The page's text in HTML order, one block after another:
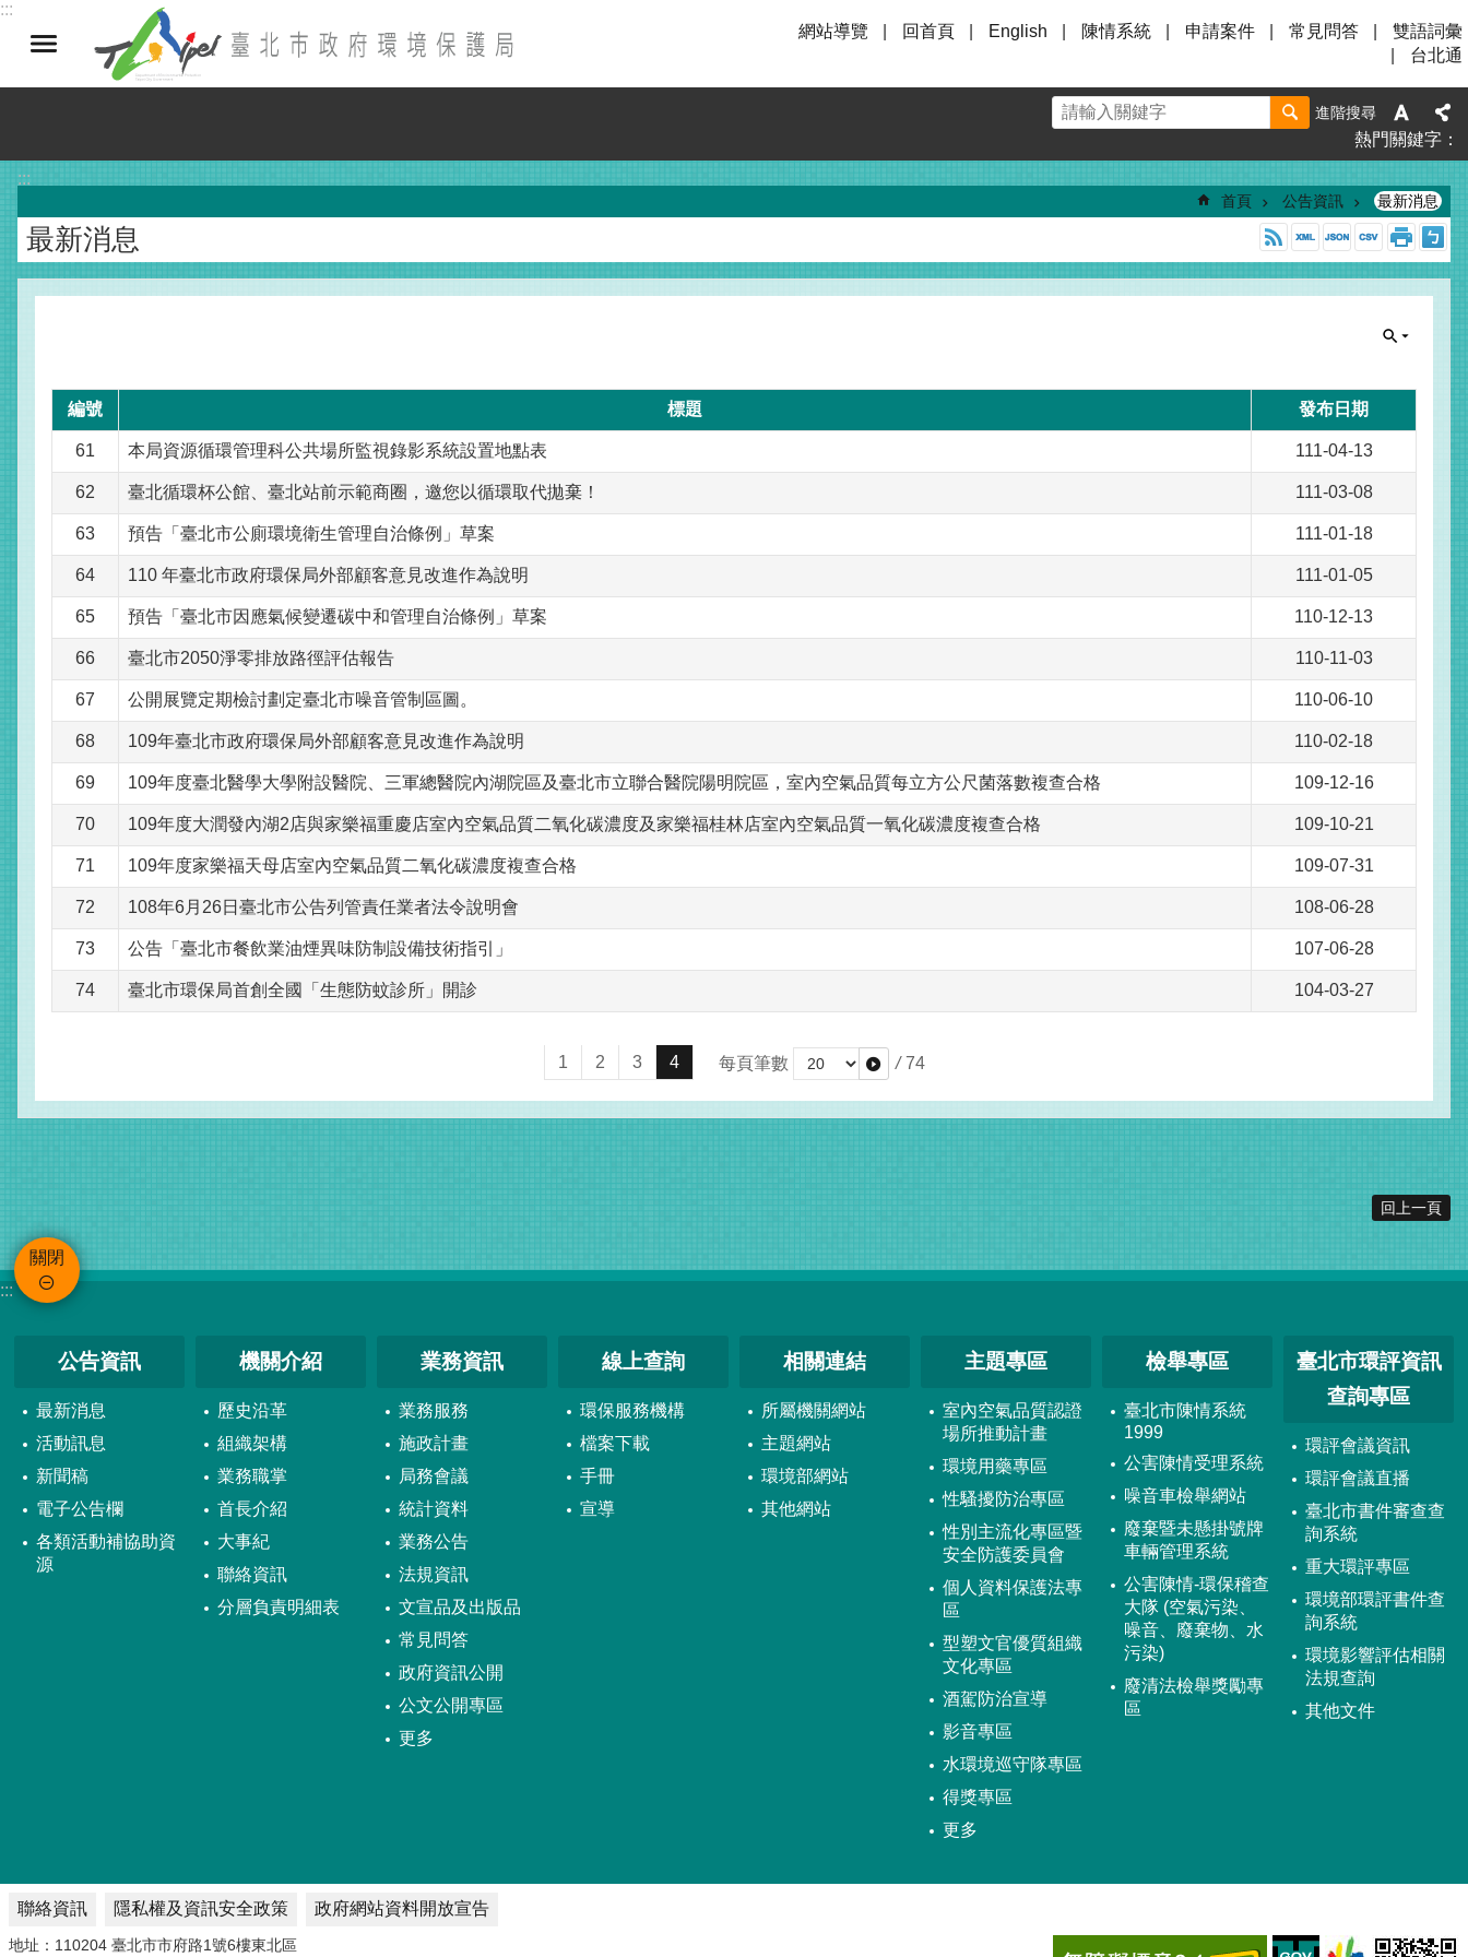
跳到主要內容區塊
:::
網站導覽
回首頁 English 陳情系統 申請案件 常見問答
雙語詞彙
台北通
進階搜尋
熱門關鍵字
:::
首頁 公告資訊 最新消息
最新消息
編號 標題 發布日期
61 本局資源循環管理科公共場所監視錄影系統設置地點表 111-04-13
62 臺北循環杯公館、臺北站前示範商圈，邀您以循環取代拋棄！ 111-03-08
63 預告「臺北市公廁環境衛生管理自治條例」草案 111-01-18
64 110 年臺北市政府環保局外部顧客意見改進作為說明 111-01-05
65 預告「臺北市因應氣候變遷碳中和管理自治條例」草案 110-12-13
66 臺北市2050淨零排放路徑評估報告 110-11-03
67 公開展覽定期檢討劃定臺北市噪音管制區圖。 110-06-10
68 109年臺北市政府環保局外部顧客意見改進作為說明 110-02-18
69 109年度臺北醫學大學附設醫院、三軍總醫院內湖院區及臺北市立聯合醫院陽明院區，室內空氣品質每立方公尺菌落數複查合格 109-12-16
70 109年度大潤發內湖2店與家樂福重慶店室內空氣品質二氧化碳濃度及家樂福桂林店室內空氣品質一氧化碳濃度複查合格 109-10-21
71 109年度家樂福天母店室內空氣品質二氧化碳濃度複查合格 109-07-31
72 108年6月26日臺北市公告列管責任業者法令說明會 108-06-28
73 公告「臺北市餐飲業油煙異味防制設備技術指引」 107-06-28
74 臺北市環保局首創全國「生態防蚊診所」開診 104-03-27
1 2 3 4 每頁筆數 / 74
回上一頁
關閉
:::
公告資訊
最新消息
活動訊息
新聞稿
電子公告欄
各類活動補協助資
源
機關介紹
歷史沿革
組織架構
業務職掌
首長介紹
大事紀
聯絡資訊
分層負責明細表
業務資訊
業務服務
施政計畫
局務會議
統計資料
業務公告
法規資訊
文宣品及出版品
常見問答
政府資訊公開
公文公開專區
更多
線上查詢
環保服務機構
檔案下載
手冊
宣導
相關連結
所屬機關網站
主題網站
環境部網站
其他網站
主題專區
室內空氣品質認證
場所推動計畫
環境用藥專區
性騷擾防治專區
性別主流化專區暨
安全防護委員會
個人資料保護法專
區
型塑文官優質組織
文化專區
酒駕防治宣導
影音專區
水環境巡守隊專區
得獎專區
更多
檢舉專區
臺北市陳情系統
1999
公害陳情受理系統
噪音車檢舉網站
廢棄暨未懸掛號牌
車輛管理系統
公害陳情-環保稽查
大隊 (空氣污染、
噪音、廢棄物、水
污染)
廢清法檢舉獎勵專
區
臺北市環評資訊
查詢專區
環評會議資訊
環評會議直播
臺北市書件審查查
詢系統
重大環評專區
環境部環評書件查
詢系統
環境影響評估相關
法規查詢
其他文件
聯絡資訊 隱私權及資訊安全政策 政府網站資料開放宣告
地址：110204 臺北市市府路1號6樓東北區